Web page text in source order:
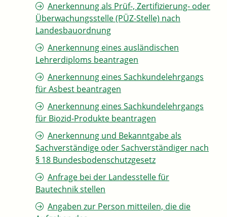
Anerkennung als Prüf-, Zertifizierung- oder
Überwachungsstelle (PÜZ-Stelle) nach
Landesbauordnung
Anerkennung eines ausländischen
Lehrerdiploms beantragen
Anerkennung eines Sachkundelehrgangs
für Asbest beantragen
Anerkennung eines Sachkundelehrgangs
für Biozid-Produkte beantragen
Anerkennung und Bekanntgabe als
Sachverständige oder Sachverständiger nach
§ 18 Bundesbodenschutzgesetz
Anfrage bei der Landesstelle für
Bautechnik stellen
Angaben zur Person mitteilen, die die